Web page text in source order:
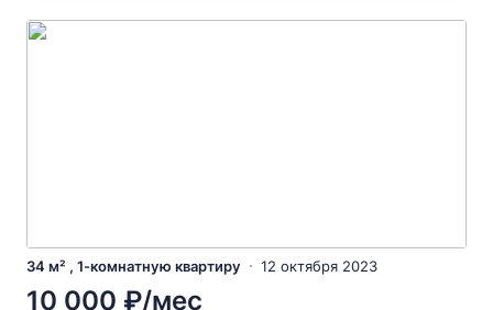
34 м² , 1-комнатную квартиру 12 октября 2023
10 000 ₽/мес